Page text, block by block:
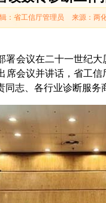
：省工信厅管理员 来源：两
署会议在二十一世纪大
会议并讲话，省工
同志、各行业诊断服务